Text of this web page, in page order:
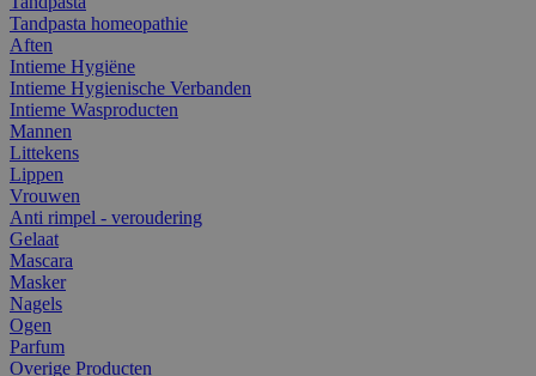
Tandpasta homeopathie
Aften
Intieme Hygiëne
Intieme Hygienische Verbanden
Intieme Wasproducten
Mannen
Littekens
Lippen
Vrouwen
Anti rimpel - veroudering
Gelaat
Mascara
Masker
Nagels
Ogen
Parfum
Overige Producten